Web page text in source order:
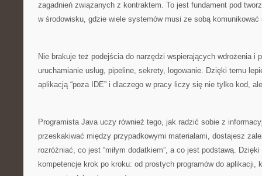
zagadnień związanych z kontraktem. To jest fundament pod
w środowisku, gdzie wiele systemów musi ze sobą komunikować
Nie brakuje też podejścia do narzędzi wspierających wdrożenia i
uruchamianie usług, pipeline, sekrety, logowanie. Dzięki temu
aplikacją “poza IDE” i dlaczego w pracy liczy się nie tylko kod,
Programista Java uczy również tego, jak radzić sobie z
przeskakiwać między przypadkowymi materiałami, dostajesz
rozróżniać, co jest “miłym dodatkiem”, a co jest podstawą. Dzięki
kompetencje krok po kroku: od prostych programów do aplikacji,